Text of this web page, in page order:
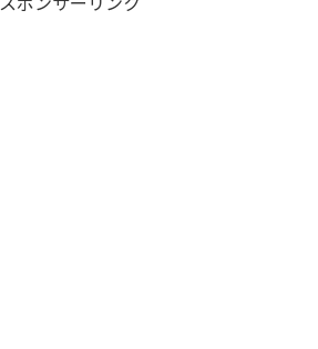
スポンサーリンク